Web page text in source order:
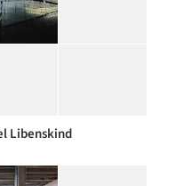
Libenskind